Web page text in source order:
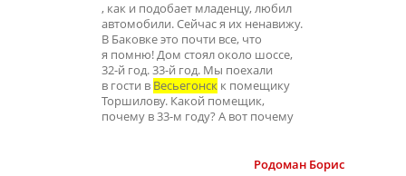
, как и подобает младенцу, любил
автомобили. Сейчас я их ненавижу.
В Баковке это почти все, что
я помню! Дом стоял около шоссе,
32-й год. 33-й год. Мы поехали
в гости в Весьегонск к помещику
Торшилову. Какой помещик,
почему в 33-м году? А вот почему
Родоман Борис